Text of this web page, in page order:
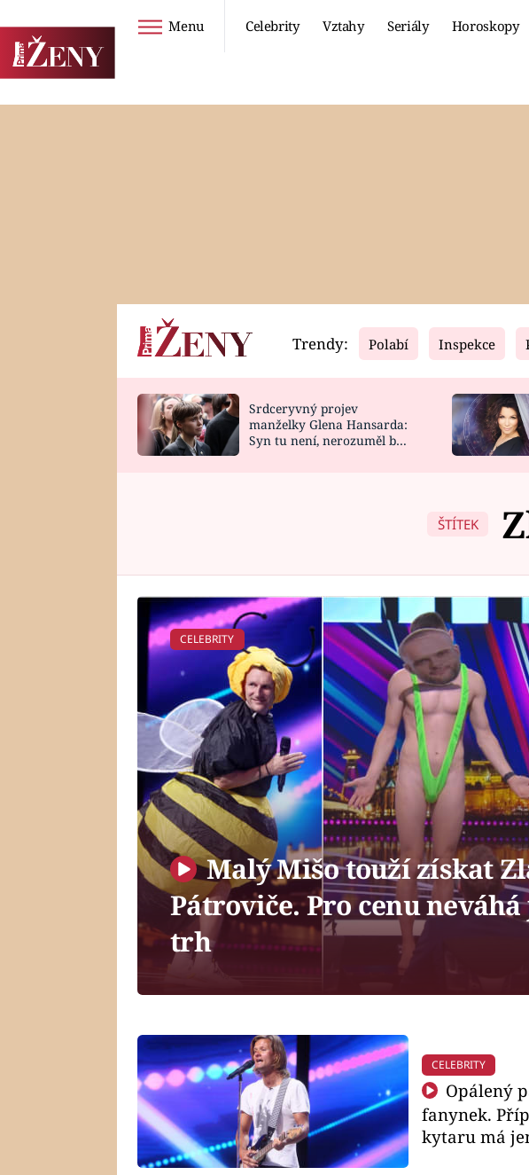
Menu Celebrity Vztahy Seriály Horoskopy
Horoskopy
HOROSKOP NA
Video
CELEBRITY
VAŘENÍ
Trendy: Polabí Inspekce
Srdceryvný projev
manželky Glena Hansarda:
Syn tu není, nerozuměl by
ŠTÍTEK
CELEBRITY
Malý Mišo touží získat
Pátroviče. Pro cenu
trh
CELEBRITY
Opálený
fanynek.
kytaru má